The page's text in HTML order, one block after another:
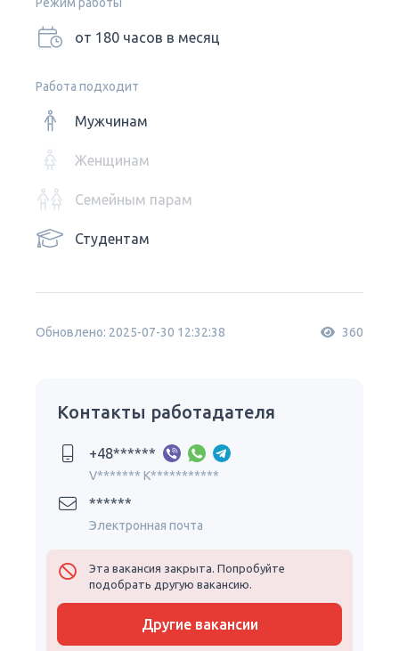
от 180 часов в месяц
Работа подходит
Мужчинам
Женщинам
Семейным парам
Студентам
Обновлено: 2025-07-30 12:32:38 360
Контакты работадателя
+48******
V******* K***********
******
Электронная почта
Эта вакансия закрыта. Попробуйте
подобрать другую вакансию.
Другие вакансии